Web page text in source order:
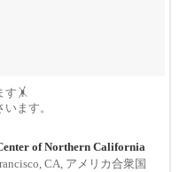
す🤸
ます。
of Northern California
CA, アメリカ合衆国